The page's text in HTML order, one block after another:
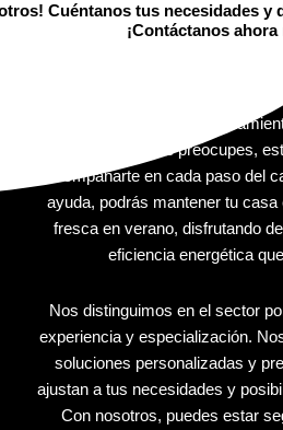
Cuéntanos tus necesidades
¡Contáctanos
En ExtremAisla entendemos
que implica encontrar el
tu hogar. No te preocupes,
acompañarte en cada paso del
ayuda, podrás mantener tu casa
fresca en verano, disfrutando
eficiencia energética
Nos distinguimos en el sector
experiencia y especialización.
soluciones personalizadas y
ajustan a tus necesidades y
Con nosotros, puedes estar